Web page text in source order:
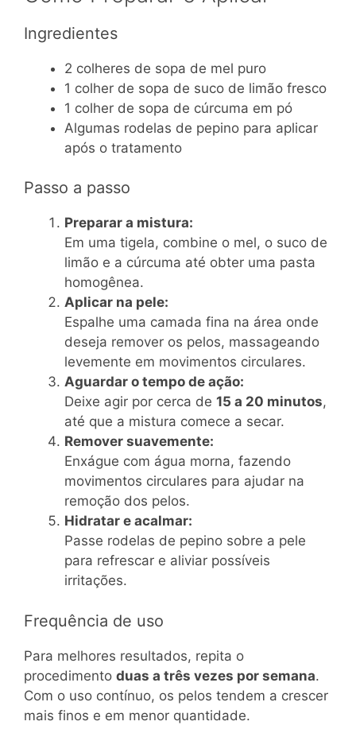
Ingredientes
2 colheres de sopa de mel puro
1 colher de sopa de suco de limão fresco
1 colher de sopa de cúrcuma em pó
Algumas rodelas de pepino para aplicar
após o tratamento
Passo a passo
Preparar a mistura:
Em uma tigela, combine o mel, o suco de
limão e a cúrcuma até obter uma pasta
homogênea.
Aplicar na pele:
Espalhe uma camada fina na área onde
deseja remover os pelos, massageando
levemente em movimentos circulares.
Aguardar o tempo de ação:
Deixe agir por cerca de 15 a 20 minutos,
até que a mistura comece a secar.
Remover suavemente:
Enxágue com água morna, fazendo
movimentos circulares para ajudar na
remoção dos pelos.
Hidratar e acalmar:
Passe rodelas de pepino sobre a pele
para refrescar e aliviar possíveis
irritações.
Frequência de uso
Para melhores resultados, repita o
procedimento duas a três vezes por semana.
Com o uso contínuo, os pelos tendem a crescer
mais finos e em menor quantidade.